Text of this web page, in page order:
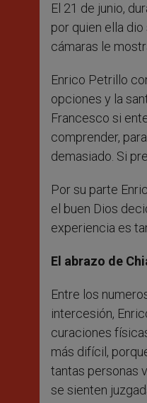
El 21 de junio,
por quien ella
cámaras le
Enrico Petrillo
opciones y la
Francesco si
comprender,
demasiado. Si
Por su parte
el buen Dios
experiencia es
El abrazo de
Entre los
intercesión,
curaciones
más difícil,
tantas personas
se sienten